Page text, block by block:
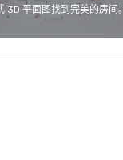
3D 平面图找到完美的房间。